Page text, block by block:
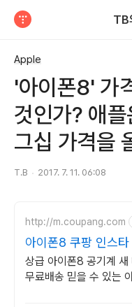
TB
Apple
'아이폰8' 가
것인가? 애
그십 가격을
T.B 2017. 7. 11. 06:08
http://m.coupang.com
아이폰8 쿠팡 인스
상급 아이폰8 공기계 새
무료배송 믿을 수 있는